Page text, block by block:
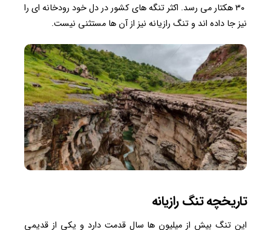
۳۰ هکتار می رسد. اکثر تنگه های کشور در دل خود رودخانه ای را
نیز جا داده اند و تنگ رازیانه نیز از آن ها مستثنی نیست.
تاریخچه تنگ رازیانه
این تنگ بیش از میلیون ها سال قدمت دارد و یکی از قدیمی